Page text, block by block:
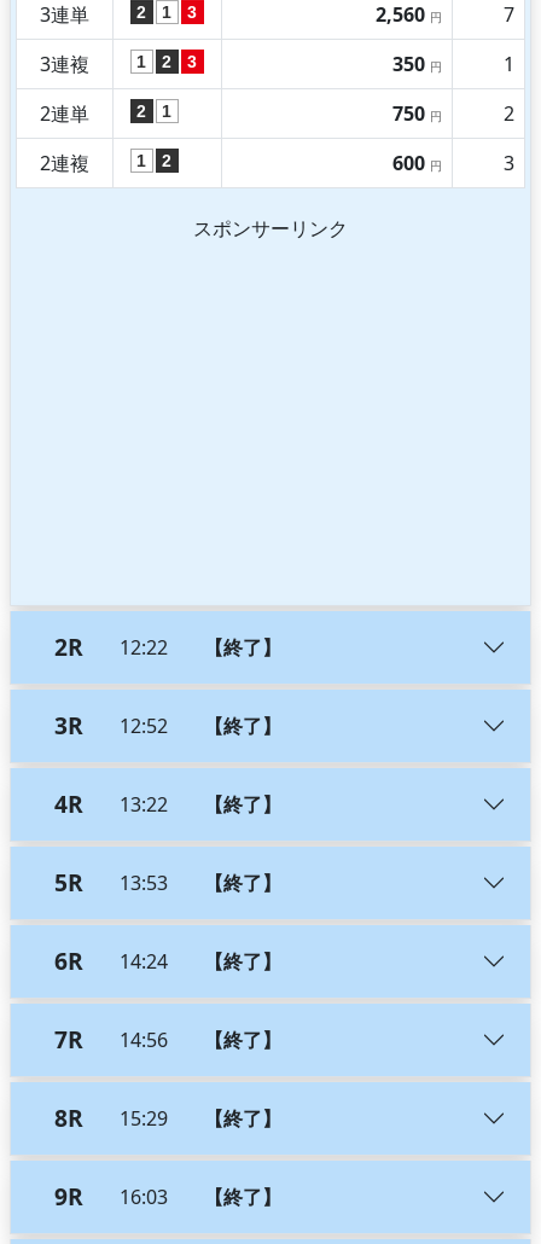
3連単
2 1 3 2,560 円
7
3連複
1 2 3 350 円
1
2連単
2 1 750 円
2
2連複
1 2 600 円 3
スポンサーリンク
2R 12:22 【終了】
3R 12:52 【終了】
4R 13:22 【終了】
5R 13:53 【終了】
6R 14:24 【終了】
7R 14:56 【終了】
8R 15:29 【終了】
9R 16:03 【終了】